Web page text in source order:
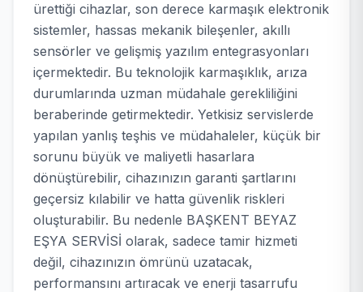
ürettiği cihazlar, son derece karmaşık elektronik
sistemler, hassas mekanik bileşenler, akıllı
sensörler ve gelişmiş yazılım entegrasyonları
içermektedir. Bu teknolojik karmaşıklık, arıza
durumlarında uzman müdahale gerekliliğini
beraberinde getirmektedir. Yetkisiz servislerde
yapılan yanlış teşhis ve müdahaleler, küçük bir
sorunu büyük ve maliyetli hasarlara
dönüştürebilir, cihazınızın garanti şartlarını
geçersiz kılabilir ve hatta güvenlik riskleri
oluşturabilir. Bu nedenle BAŞKENT BEYAZ
EŞYA SERVİSİ olarak, sadece tamir hizmeti
değil, cihazınızın ömrünü uzatacak,
performansını artıracak ve enerji tasarrufu